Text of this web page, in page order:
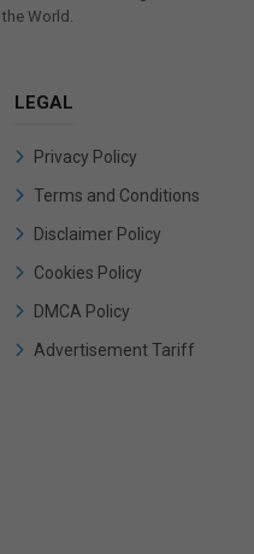
World.
LEGAL
Privacy Policy
Terms and Conditions
Disclaimer Policy
Cookies Policy
DMCA Policy
Advertisement Tariff